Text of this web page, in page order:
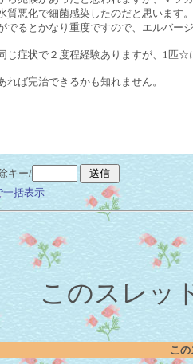
質悪化で細菌感染したのだと思います。
でるとかなり重度ですので、エルバー
じ症状で２度程経験ありますが、1匹
れば完治できるかも知れません。
キー/
一括表示
このスレッ
こ